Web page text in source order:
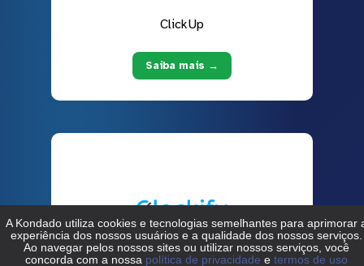
ClickUp
Saiba mais →